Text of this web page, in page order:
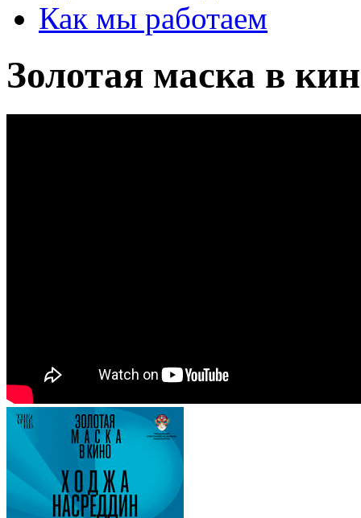
Как мы работаем
Золотая маска в